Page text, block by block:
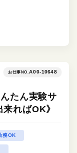
お仕事NO.A00-10648
たん実験サ
ればOK》
務OK